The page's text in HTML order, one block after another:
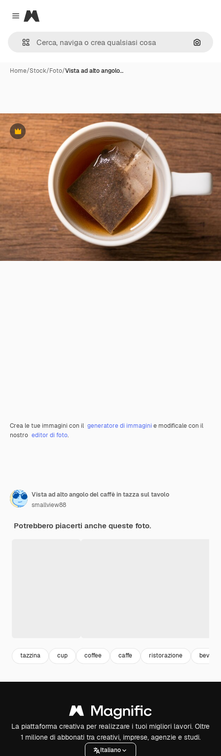
Close menu
Magnific
Cerca
Home/Stock/Foto/Vista ad alto angolo…
Premium
Crea le tue immagini con il generatore di immagini e modificale con il
nostro editor di foto.
Vista ad alto angolo del caffè in tazza sul tavolo
smallview88
Potrebbero piacerti anche queste foto.
tazzina cup coffee caffe ristorazione
La piattaforma creativa per realizzare i tuoi migliori lavori. Oltre
1 milione di abbonati tra creativi, imprese, agenzie e studi.
Italiano